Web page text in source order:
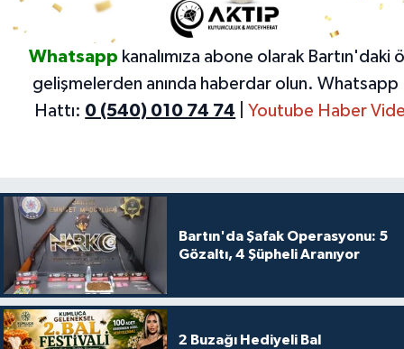
Whatsapp kanalımıza abone olarak Bartın'daki
gelişmelerden anında haberdar olun. Whatsapp
Hattı: 0 (540) 010 74 74 Youtube Haber
Bartın'da Şafak Operasyonu: 5
Gözaltı, 4 Şüpheli Aranıyor
2 Buzağı Hediyeli Bal